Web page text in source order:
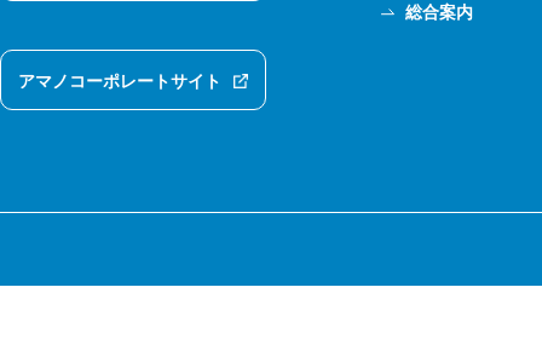
アマノコーポレートサイト
総合案内